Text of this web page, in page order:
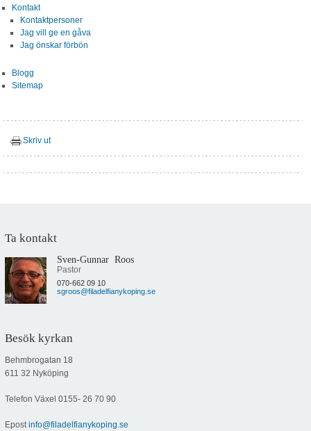
Kontakt
Kontaktpersoner
Jag vill ge en gåva
Jag önskar förbön
Blogg
Sitemap
Skriv ut
Ta kontakt
Sven-Gunnar Roos
Pastor
070-662 09 10
sgroos@filadelfianykoping.se
Besök kyrkan
Behmbrogatan 18
611 32 Nyköping
Telefon Växel 0155- 26 70 90
Epost info@filadelfianykoping.se